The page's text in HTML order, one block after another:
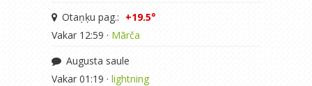
Otaņķu pag.: +19.5°
Vakar 12:59 · Mārča
Augusta saule
Vakar 01:19 · lightning